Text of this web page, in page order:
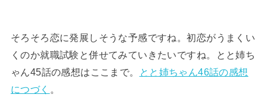
そろそろ恋に発展しそうな予感ですね。初恋がうまくい
くのか就職試験と併せてみていきたいですね。とと姉ち
ゃん45話の感想はここまで。
とと姉ちゃん46話の感想
につづく 。